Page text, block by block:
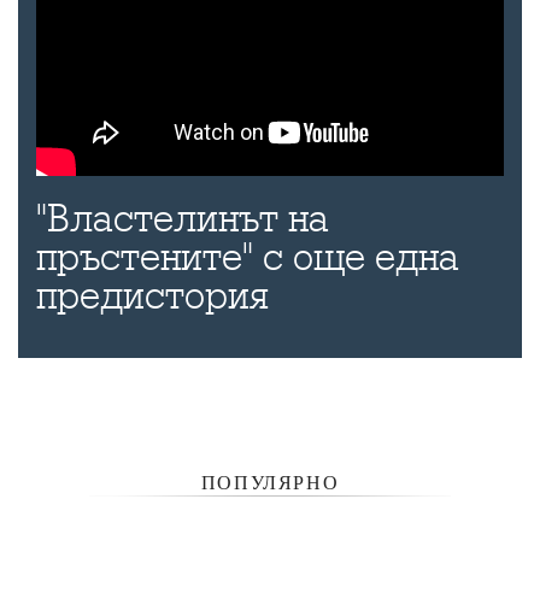
"Властелинът на
пръстените" с още една
предистория
ПОПУЛЯРНО